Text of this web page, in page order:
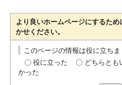
より良いホームページにするた
かせください。
このページの情報は役に立ちま
役に立った
どちらとも
かった